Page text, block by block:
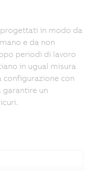
in modo da
e da non
periodi di lavoro
in ugual misura
configurazione con
un